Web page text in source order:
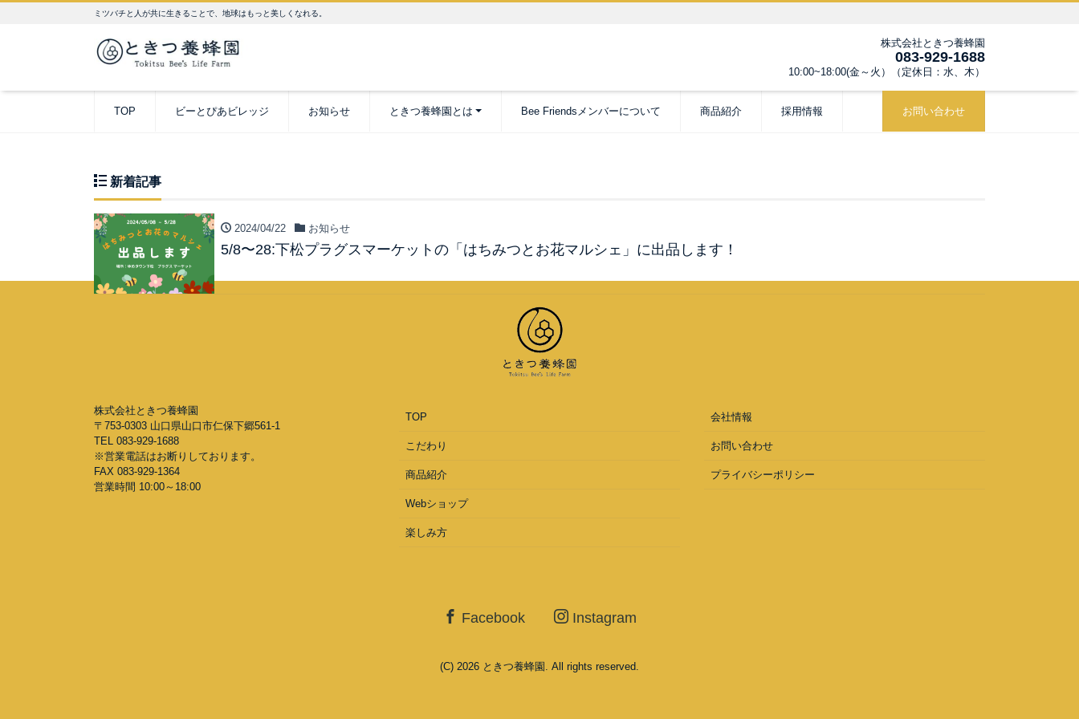
ミツバチと人が共に生きることで、地球はもっと美しくなれる。
株式会社ときつ養蜂園
083-929-1688
10:00~18:00(金～火）（定休日：水、木）
TOP ビーとぴあビレッジ お知らせ ときつ養蜂園とは Bee Friendsメンバーについて 商品紹介 採用情報 お問い合わせ
新着記事
2024/04/22 お知らせ
5/8〜28:下松プラグスマーケットの「はちみつとお花マルシェ」に出品します！
株式会社ときつ養蜂園
〒753-0303 山口県山口市仁保下郷561-1
TEL 083-929-1688
※営業電話はお断りしております。
FAX 083-929-1364
営業時間 10:00～18:00
TOP
こだわり
商品紹介
Webショップ
楽しみ方
会社情報
お問い合わせ
プライバシーポリシー
Facebook Instagram
(C) 2026 ときつ養蜂園 . All rights reserved.